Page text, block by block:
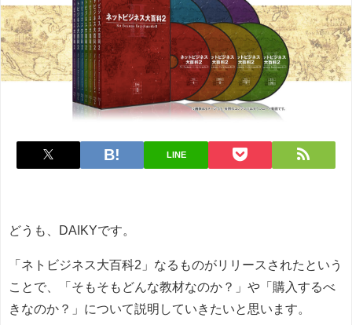
LINE
どうも、DAIKYです。
「ネトビジネス大百科2」なるものがリリースされたという
ことで、「そもそもどんな教材なのか？」や「購入するべ
きなのか？」について説明していきたいと思います。